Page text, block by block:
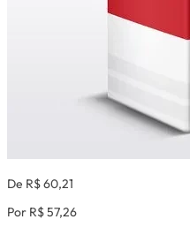
De R$ 60,21
Por R$ 57,26